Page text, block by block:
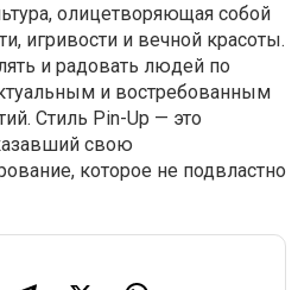
олицетворяющая собой
игривости и вечной красоты.
и радовать людей по
и востребованным
Стиль Pin-Up — это
свою
которое не подвластно